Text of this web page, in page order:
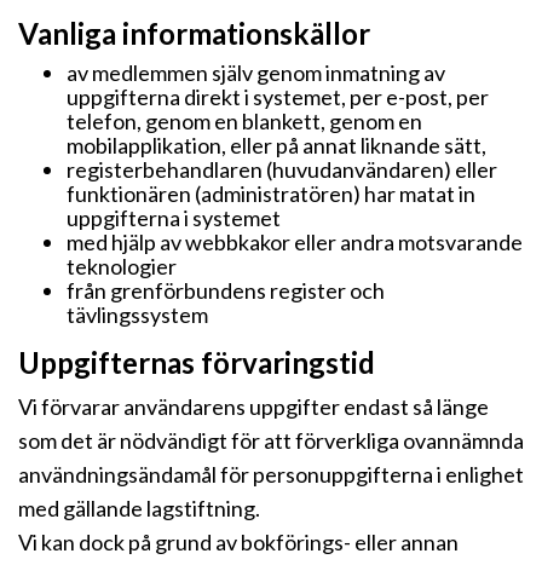
Vanliga informationskällor
av medlemmen själv genom inmatning av
uppgifterna direkt i systemet, per e-post, per
telefon, genom en blankett, genom en
mobilapplikation, eller på annat liknande sätt,
registerbehandlaren (huvudanvändaren) eller
funktionären (administratören) har matat in
uppgifterna i systemet
med hjälp av webbkakor eller andra motsvarande
teknologier
från grenförbundens register och
tävlingssystem
Uppgifternas förvaringstid
Vi förvarar användarens uppgifter endast så länge
som det är nödvändigt för att förverkliga ovannämnda
användningsändamål för personuppgifterna i enlighet
med gällande lagstiftning.
Vi kan dock på grund av bokförings- eller annan